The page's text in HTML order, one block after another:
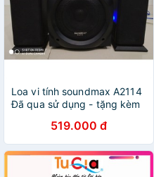
Loa vi tính soundmax A2114
Đã qua sử dụng - tặng kèm
519.000 đ